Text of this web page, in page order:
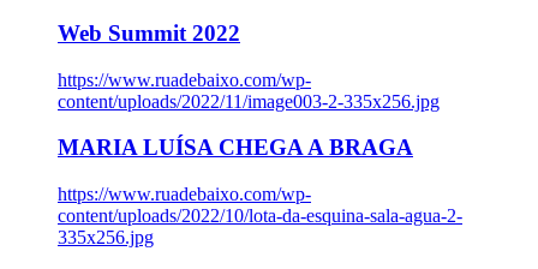
Web Summit 2022
https://www.ruadebaixo.com/wp-
content/uploads/2022/11/image003-2-335x256.jpg
MARIA LUÍSA CHEGA A BRAGA
https://www.ruadebaixo.com/wp-
content/uploads/2022/10/lota-da-esquina-sala-agua-2-
335x256.jpg